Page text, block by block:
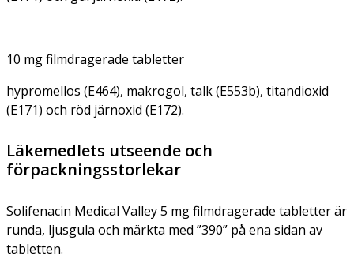
10 mg filmdragerade tabletter
hypromellos (E464), makrogol, talk (E553b), titandioxid
(E171) och röd järnoxid (E172).
Läkemedlets utseende och
förpackningsstorlekar
Solifenacin Medical Valley 5 mg filmdragerade tabletter är
runda, ljusgula och märkta med ”390” på ena sidan av
tabletten.